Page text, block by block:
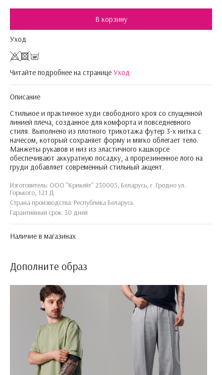
В корзину
Уход
Читайте подробнее на странице Уход
Описание
Стильное и практичное худи свободного кроя со спущенной
линией плеча, созданное для комфорта и повседневного
стиля. Выполнено из плотного трикотажа футер 3-х нитка c
начесом, который сохраняет форму и мягко облегает тело.
Манжеты рукавов и низ из эластичного кашкорсе
обеспечивают аккуратную посадку, а прорезиненное лого на
груди добавляет современный стильный акцент.
Изготовитель: ООО "Крикейт" 230005, Беларусь, г. Гродно ул.
Горького, 121 Д
Страна производства: Республика Беларусь
Гарантийный срок: 30 дней
Наличие в магазинах
Дополните образ